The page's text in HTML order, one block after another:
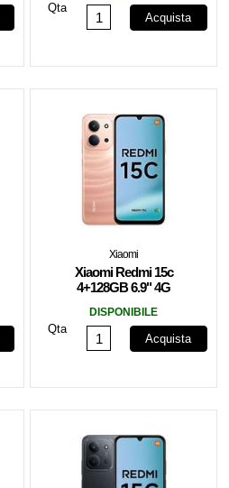
Qta
Acquista
Xiaomi
Xiaomi Redmi 15c
4+128GB 6.9" 4G
DISPONIBILE
Qta
Acquista